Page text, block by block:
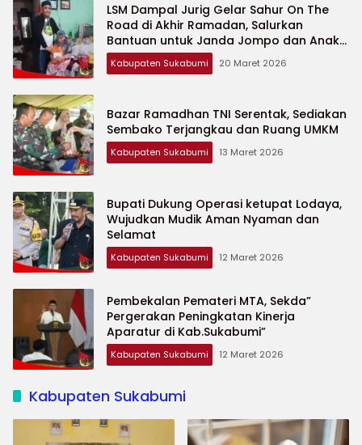
LSM Dampal Jurig Gelar Sahur On The
Road di Akhir Ramadan, Salurkan
Bantuan untuk Janda Jompo dan Anak
Yatim
Kabupaten Sukabumi 20 Maret 2026
Bazar Ramadhan TNI Serentak, Sediakan
Sembako Terjangkau dan Ruang UMKM
Kabupaten Sukabumi 13 Maret 2026
Bupati Dukung Operasi ketupat Lodaya,
Wujudkan Mudik Aman Nyaman dan
Selamat
Kabupaten Sukabumi 12 Maret 2026
Pembekalan Pemateri MTA, Sekda”
Pergerakan Peningkatan Kinerja
Aparatur di Kab.Sukabumi”
Kabupaten Sukabumi 12 Maret 2026
Kabupaten Sukabumi